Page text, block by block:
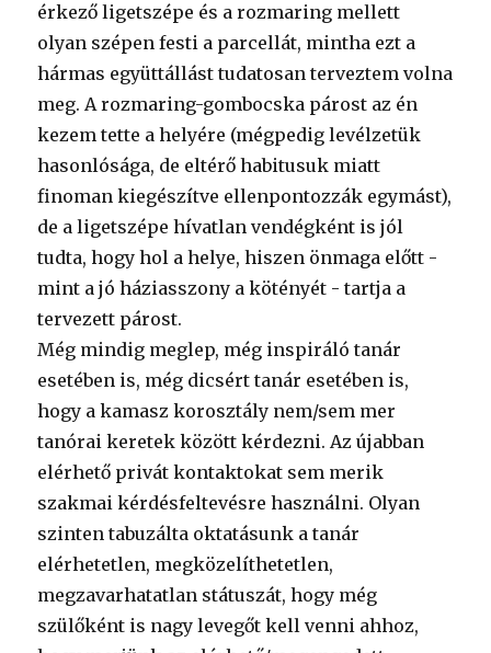
érkező ligetszépe és a rozmaring mellett
olyan szépen festi a parcellát, mintha ezt a
hármas együttállást tudatosan terveztem volna
meg. A rozmaring-gombocska párost az én
kezem tette a helyére (mégpedig levélzetük
hasonlósága, de eltérő habitusuk miatt
finoman kiegészítve ellenpontozzák egymást),
de a ligetszépe hívatlan vendégként is jól
tudta, hogy hol a helye, hiszen önmaga előtt -
mint a jó háziasszony a kötényét - tartja a
tervezett párost.
Még mindig meglep, még inspiráló tanár
esetében is, még dicsért tanár esetében is,
hogy a kamasz korosztály nem/sem mer
tanórai keretek között kérdezni. Az újabban
elérhető privát kontaktokat sem merik
szakmai kérdésfeltevésre használni. Olyan
szinten tabuzálta oktatásunk a tanár
elérhetetlen, megközelíthetetlen,
megzavarhatatlan státuszát, hogy még
szülőként is nagy levegőt kell venni ahhoz,